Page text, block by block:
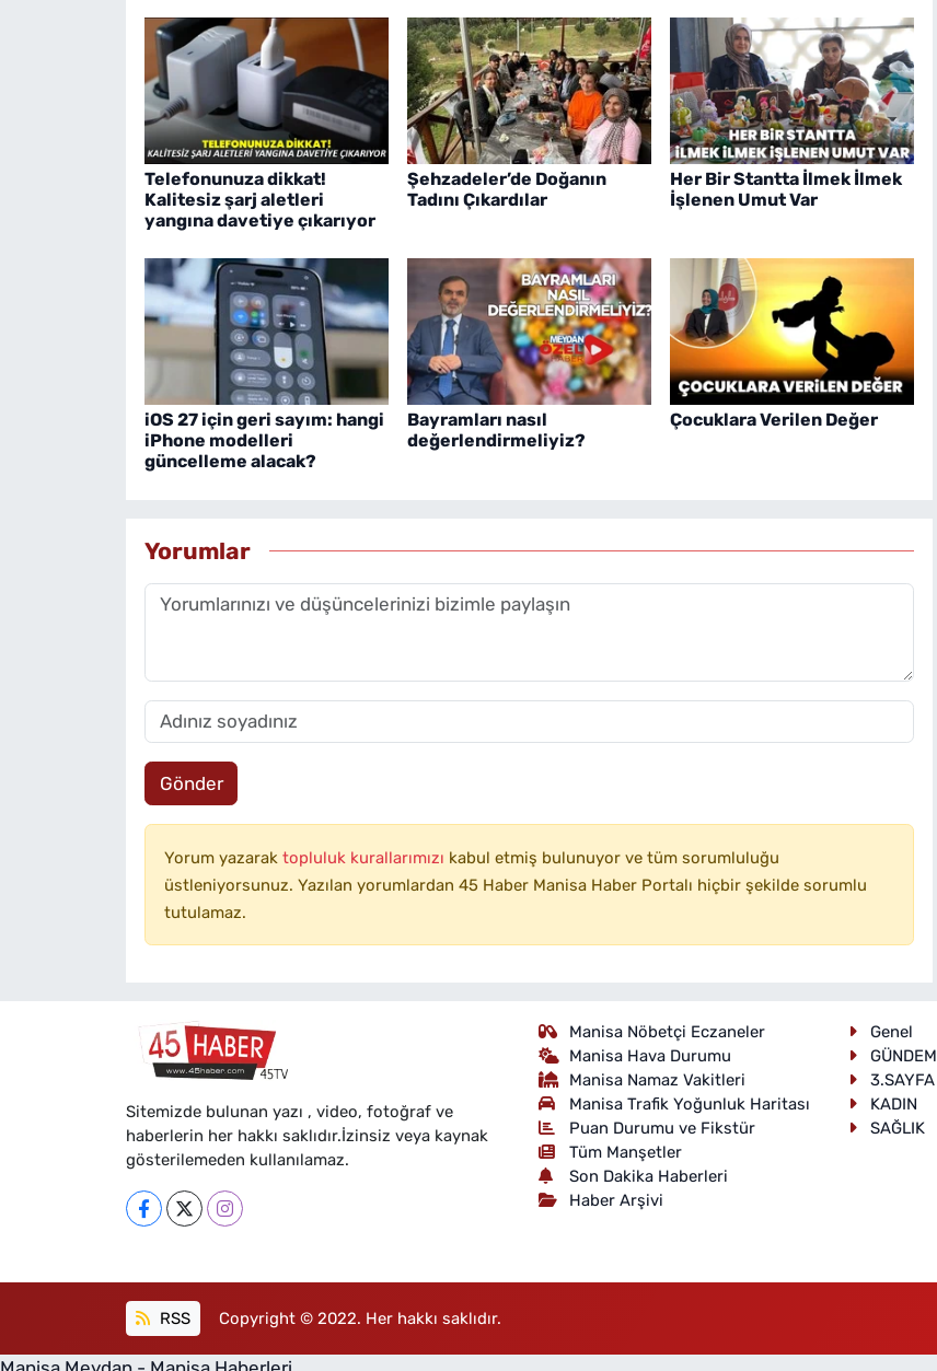
Telefonunuza dikkat!
Kalitesiz şarj aletleri
yangına davetiye çıkarıyor
Şehzadeler’de Doğanın
Tadını Çıkardılar
Her Bir Stantta İlmek İlmek
İşlenen Umut Var
iOS 27 için geri sayım: hangi
iPhone modelleri
güncelleme alacak?
Bayramları nasıl
değerlendirmeliyiz?
Çocuklara Verilen Değer
Yorumlar
Gönder
Yorum yazarak topluluk kurallarımızı kabul etmiş bulunuyor ve tüm sorumluluğu
üstleniyorsunuz. Yazılan yorumlardan 45 Haber Manisa Haber Portalı hiçbir şekilde sorumlu
tutulamaz.
Sitemizde bulunan yazı , video, fotoğraf ve
haberlerin her hakkı saklıdır.İzinsiz veya kaynak
gösterilemeden kullanılamaz.
Manisa Nöbetçi Eczaneler
Manisa Hava Durumu
Manisa Namaz Vakitleri
Manisa Trafik Yoğunluk Haritası
Puan Durumu ve Fikstür
Tüm Manşetler
Son Dakika Haberleri
Haber Arşivi
Genel
GÜNDEM
3.SAYFA
KADIN
SAĞLIK
RSS Copyright © 2022. Her hakkı saklıdır.